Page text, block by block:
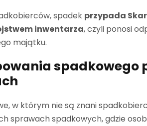
spadek przypada
inwentarza, czyli ponosi
majątku.
spadkowego
w którym nie są znani
sprawach spadkowych, gdzie